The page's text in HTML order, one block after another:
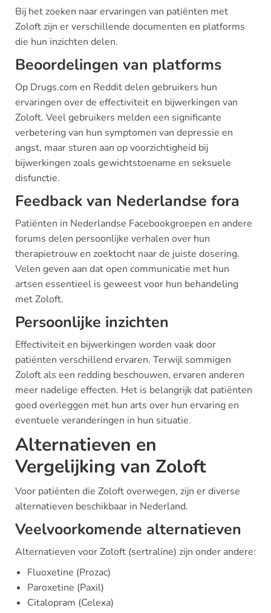
Bij het zoeken naar ervaringen van patiënten met
Zoloft zijn er verschillende documenten en platforms
die hun inzichten delen.
Beoordelingen van platforms
Op Drugs.com en Reddit delen gebruikers hun
ervaringen over de effectiviteit en bijwerkingen van
Zoloft. Veel gebruikers melden een significante
verbetering van hun symptomen van depressie en
angst, maar sturen aan op voorzichtigheid bij
bijwerkingen zoals gewichtstoename en seksuele
disfunctie.
Feedback van Nederlandse fora
Patiënten in Nederlandse Facebookgroepen en andere
forums delen persoonlijke verhalen over hun
therapietrouw en zoektocht naar de juiste dosering.
Velen geven aan dat open communicatie met hun
artsen essentieel is geweest voor hun behandeling
met Zoloft.
Persoonlijke inzichten
Effectiviteit en bijwerkingen worden vaak door
patiënten verschillend ervaren. Terwijl sommigen
Zoloft als een redding beschouwen, ervaren anderen
meer nadelige effecten. Het is belangrijk dat patiënten
goed overleggen met hun arts over hun ervaring en
eventuele veranderingen in hun situatie.
Alternatieven en
Vergelijking van Zoloft
Voor patiënten die Zoloft overwegen, zijn er diverse
alternatieven beschikbaar in Nederland.
Veelvoorkomende alternatieven
Alternatieven voor Zoloft (sertraline) zijn onder andere:
Fluoxetine (Prozac)
Paroxetine (Paxil)
Citalopram (Celexa)